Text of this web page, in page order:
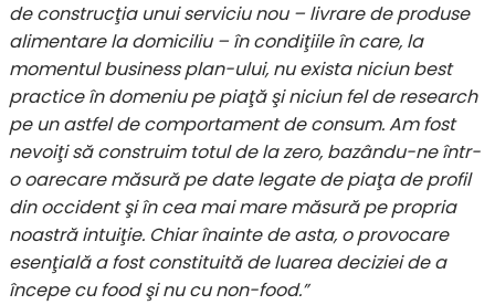
de construcţia unui serviciu nou – livrare de produse
alimentare la domiciliu – în condiţiile în care, la
momentul business plan-ului, nu exista niciun best
practice în domeniu pe piaţă şi niciun fel de research
pe un astfel de comportament de consum. Am fost
nevoiţi să construim totul de la zero, bazându-ne într-
o oarecare măsură pe date legate de piaţa de profil
din occident şi în cea mai mare măsură pe propria
noastră intuiţie. Chiar înainte de asta, o provocare
esenţială a fost constituită de luarea deciziei de a
începe cu food şi nu cu non-food.”